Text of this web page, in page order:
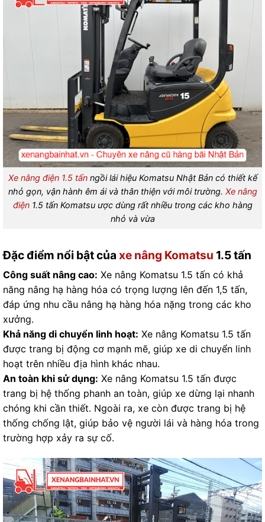
Xe nâng điện 1.5 tấnngồi lái hiệu Komatsu Nhật Bản có thiết kế
nhỏ gọn, vận hành êm ái và thân thiện với môi trường. Xe nâng
điện1.5 tấn Komatsu ược dùng rất nhiều trong các kho hàng
nhỏ và vừa
Đặc điểm nổi bật của xe nâng Komatsu 1.5 tấn
Công suất nâng cao: Xe nâng Komatsu 1.5 tấn có khả
năng nâng hạ hàng hóa có trọng lượng lên đến 1,5 tấn,
đáp ứng nhu cầu nâng hạ hàng hóa nặng trong các kho
xưởng.
Khả năng di chuyển linh hoạt: Xe nâng Komatsu 1.5 tấn
được trang bị động cơ mạnh mẽ, giúp xe di chuyển linh
hoạt trên nhiều địa hình khác nhau.
An toàn khi sử dụng: Xe nâng Komatsu 1.5 tấn được
trang bị hệ thống phanh an toàn, giúp xe dừng lại nhanh
chóng khi cần thiết. Ngoài ra, xe còn được trang bị hệ
thống chống lật, giúp bảo vệ người lái và hàng hóa trong
trường hợp xảy ra sự cố.